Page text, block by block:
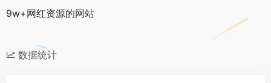
9w+网红资源的网站
数据统计